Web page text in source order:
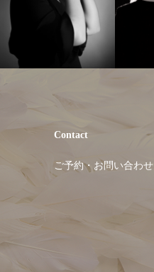
Contact
ご予約・お問い合わせ